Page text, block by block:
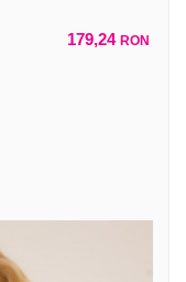
179,24 RON